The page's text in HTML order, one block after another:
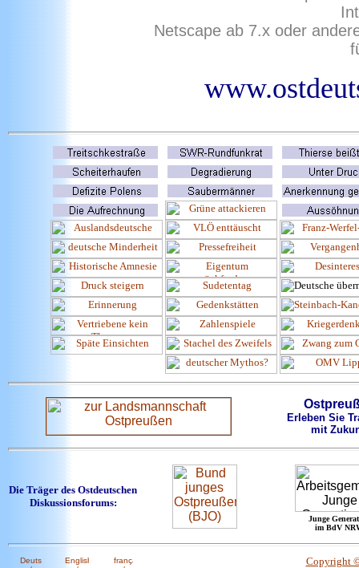
Netscape ab 7.x oder
Erleben Sie
mit
Die Träger des Ostdeutschen
Diskussionsforums:
Junge
im BdV
Copyright